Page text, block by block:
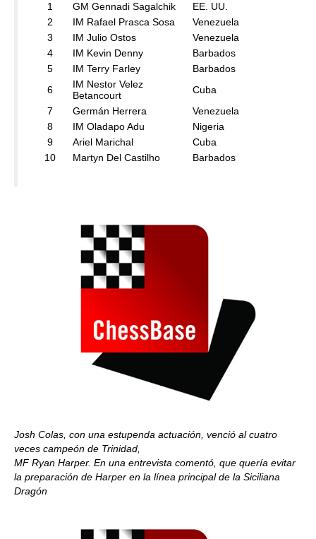
1
GM Gennadi Sagalchik
EE. UU.
2
IM Rafael Prasca Sosa
Venezuela
3
IM Julio Ostos
Venezuela
4
IM Kevin Denny
Barbados
5
IM Terry Farley
Barbados
6
IM Nestor Velez
Betancourt
Cuba
7
Germán Herrera
Venezuela
8
IM Oladapo Adu
Nigeria
9
Ariel Marichal
Cuba
10
Martyn Del Castilho Barbados
Josh Colas, con una estupenda actuación, venció al cuatro
veces campeón de Trinidad,
MF Ryan Harper. En una entrevista comentó, que quería evitar
la preparación de Harper en la línea principal de la Siciliana
Dragón